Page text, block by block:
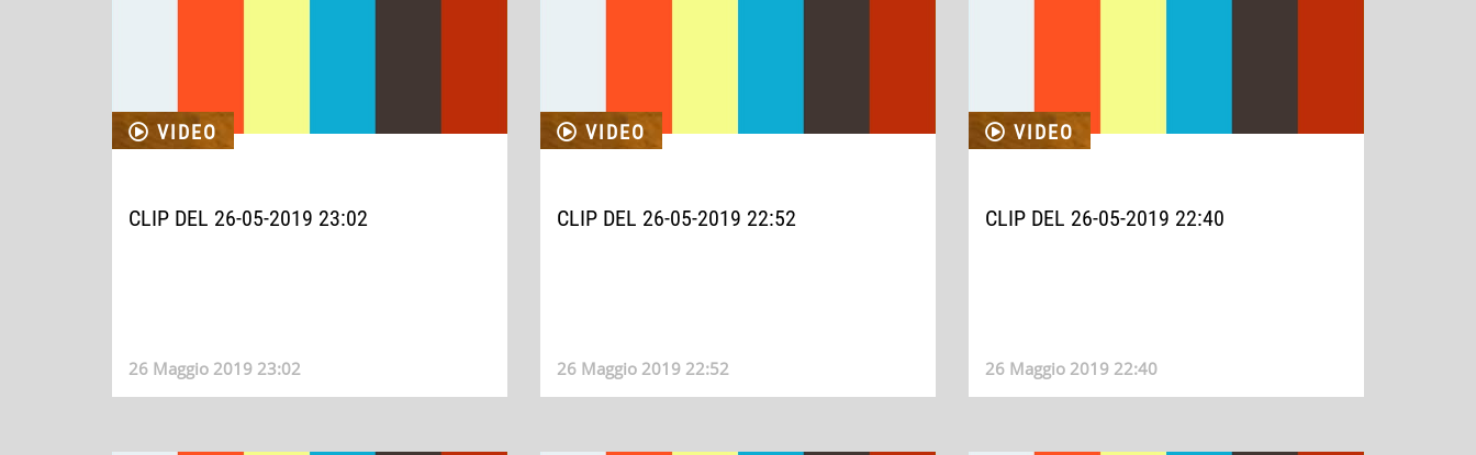
VIDEO
CLIP DEL 26-05-2019 23:02
26 Maggio 2019 23:02
VIDEO
CLIP DEL 26-05-2019 22:52
26 Maggio 2019 22:52
VIDEO
CLIP DEL 26-05-2019 22:40
26 Maggio 2019 22:40